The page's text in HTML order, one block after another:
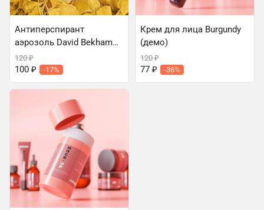
Антиперспирант
аэрозоль David Bekham
(демо)
120₽
100 ₽ -17%
Крем для лица Burgundy
(демо)
120₽
77 ₽ -36%